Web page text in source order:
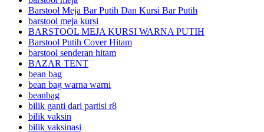
Barstool Meja Bar Putih Dan Kursi Bar Putih
barstool meja kursi
BARSTOOL MEJA KURSI WARNA PUTIH
Barstool Putih Cover Hitam
barstool senderan hitam
BAZAR TENT
bean bag
bean bag warna warni
beanbag
bilik ganti dari partisi r8
bilik vaksin
bilik vaksinasi